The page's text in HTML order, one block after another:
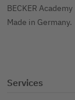
BECKER Academy
Made in Germany.
Services